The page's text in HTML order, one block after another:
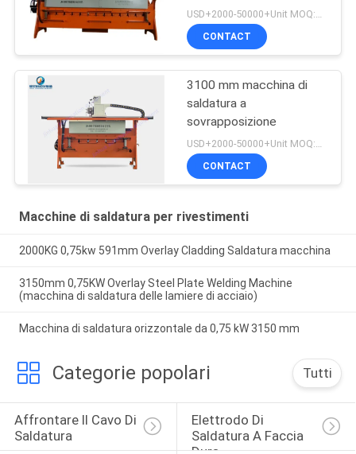
USD+2000-50000+Unit MOQ:1 unità
CONTACT
3100 mm macchina di
saldatura a
sovrapposizione
USD+2000-50000+Unit MOQ:1 unità
CONTACT
Macchine di saldatura per rivestimenti
2000KG 0,75kw 591mm Overlay Cladding Saldatura macchina
3150mm 0,75KW Overlay Steel Plate Welding Machine
(macchina di saldatura delle lamiere di acciaio)
Macchina di saldatura orizzontale da 0,75 kW 3150 mm
Categorie popolari Tutti
Affrontare Il Cavo Di
Saldatura
Elettrodo Di
Saldatura A Faccia